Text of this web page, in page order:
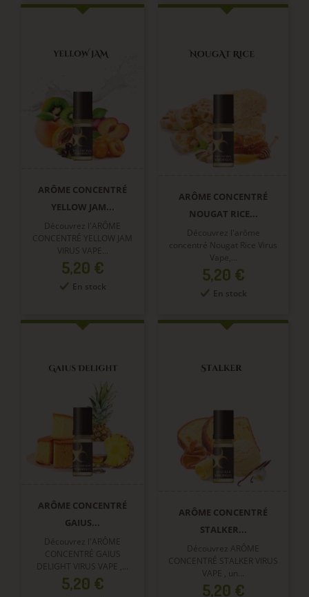
ARÔME CONCENTRÉ
YELLOW JAM...
Découvrez l'ARÔME
CONCENTRÉ YELLOW JAM
VIRUS VAPE...
Prix
5,20 €
En stock
ARÔME CONCENTRÉ
NOUGAT RICE...
Découvrez l'arôme
concentré Nougat Rice Virus
Vape,...
Prix
5,20 €
En stock
ARÔME CONCENTRÉ
GAIUS...
Découvrez l'ARÔME
CONCENTRÉ GAIUS
DELIGHT VIRUS VAPE ,...
Prix
5,20 €
ARÔME CONCENTRÉ
STALKER...
Découvrez ARÔME
CONCENTRÉ STALKER VIRUS
VAPE , un...
Prix
5,20 €